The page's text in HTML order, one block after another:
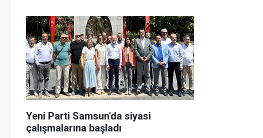
Yeni Parti Samsun'da siyasi
çalışmalarına başladı